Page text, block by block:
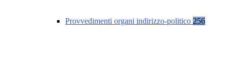
Provvedimenti organi indirizzo-politico 256